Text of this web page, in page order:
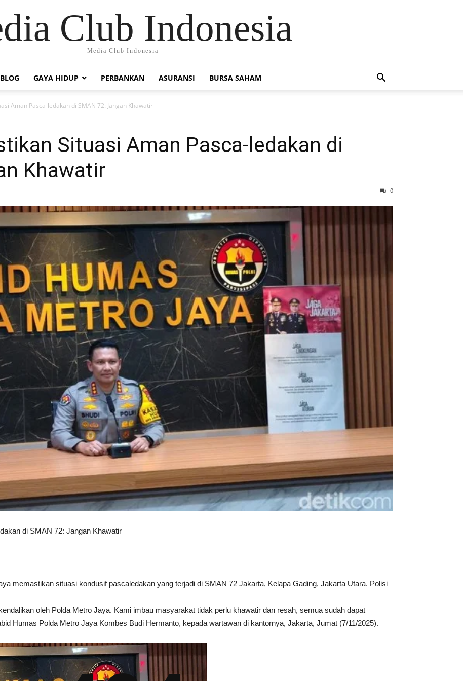
Club Indonesia
Media Club Indonesia
BLOG GAYA HIDUP PERBANKAN ASURANSI BURSA SAHAM
Aman Pasca-ledakan di SMAN 72: Jangan Khawatir
Situasi Aman Pasca-ledakan di
Khawatir
0
di SMAN 72: Jangan Khawatir
memastikan situasi kondusif pascaledakan yang terjadi di SMAN 72 Jakarta, Kelapa Gading, Jakarta Utara. Polisi
oleh Polda Metro Jaya. Kami imbau masyarakat tidak perlu khawatir dan resah, semua sudah dapat
Humas Polda Metro Jaya Kombes Budi Hermanto, kepada wartawan di kantornya, Jakarta, Jumat (7/11/2025).